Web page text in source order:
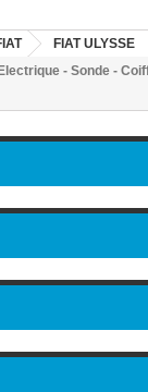
FIAT ULYSSE
- Sonde -